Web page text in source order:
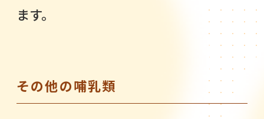
ます。
その他の哺乳類